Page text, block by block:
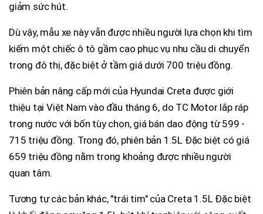
giảm sức hút.
Dù vậy, mẫu xe này vẫn được nhiều người lựa chọn khi tìm
kiếm một chiếc ô tô gầm cao phục vụ nhu cầu di chuyển
trong đô thị, đặc biệt ở tầm giá dưới 700 triệu đồng.
Phiên bản nâng cấp mới của Hyundai Creta được giới
thiệu tại Việt Nam vào đầu tháng 6, do TC Motor lắp ráp
trong nước với bốn tùy chọn, giá bán dao động từ 599 -
715 triệu đồng. Trong đó, phiên bản 1.5L Đặc biệt có giá
659 triệu đồng nằm trong khoảng được nhiều người
quan tâm.
Tương tự các bản khác, "trái tim" của Creta 1.5L Đặc biệt